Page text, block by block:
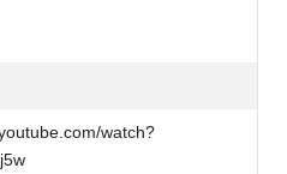
watch?